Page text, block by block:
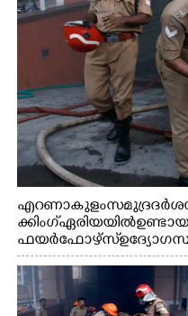
എറണാകുളം സമുദ്ര ദർശൻ
ക്കിംഗ് ഏരിയയിൽ ഉണ്ടായ
ഫയർഫോഴ്സ്
ക്കിറങ്ങി മുഖം കഴുകുന്നു